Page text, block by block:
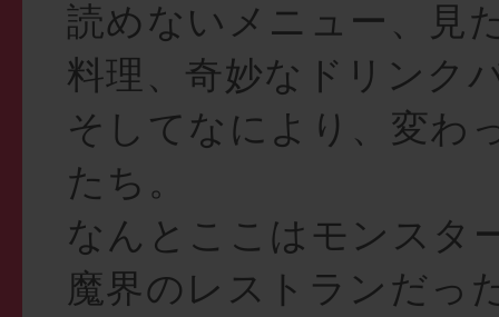
読めないメニュー、見
料理、奇妙なドリンク
そしてなにより、変わ
たち。
なんとここはモンスタ
魔界のレストランだっ